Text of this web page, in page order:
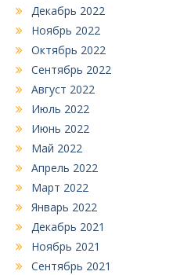
Декабрь 2022
Ноябрь 2022
Октябрь 2022
Сентябрь 2022
Август 2022
Июль 2022
Июнь 2022
Май 2022
Апрель 2022
Март 2022
Январь 2022
Декабрь 2021
Ноябрь 2021
Сентябрь 2021